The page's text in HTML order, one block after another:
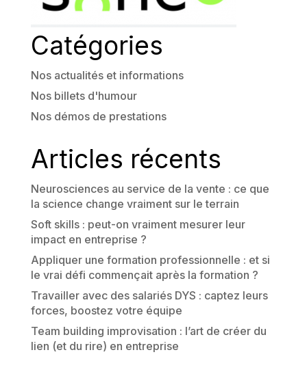
Catégories
Nos actualités et informations
Nos billets d'humour
Nos démos de prestations
Articles récents
Neurosciences au service de la vente : ce que
la science change vraiment sur le terrain
Soft skills : peut-on vraiment mesurer leur
impact en entreprise ?
Appliquer une formation professionnelle : et si
le vrai défi commençait après la formation ?
Travailler avec des salariés DYS : captez leurs
forces, boostez votre équipe
Team building improvisation : l’art de créer du
lien (et du rire) en entreprise